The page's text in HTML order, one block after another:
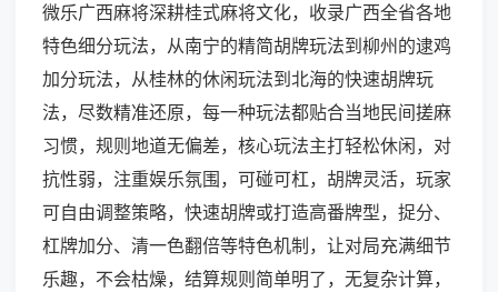
微乐广西麻将深耕桂式麻将文化，收录广西全省各地
特色细分玩法，从南宁的精简胡牌玩法到柳州的逮鸡
加分玩法，从桂林的休闲玩法到北海的快速胡牌玩
法，尽数精准还原，每一种玩法都贴合当地民间搓麻
习惯，规则地道无偏差，核心玩法主打轻松休闲，对
抗性弱，注重娱乐氛围，可碰可杠，胡牌灵活，玩家
可自由调整策略，快速胡牌或打造高番牌型，捉分、
杠牌加分、清一色翻倍等特色机制，让对局充满细节
乐趣，不会枯燥，结算规则简单明了，无复杂计算，